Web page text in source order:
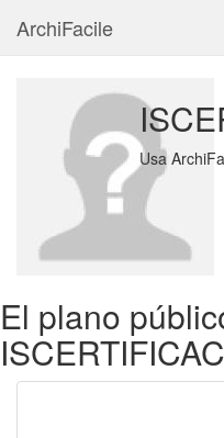
ArchiFacile
Usa
El plano